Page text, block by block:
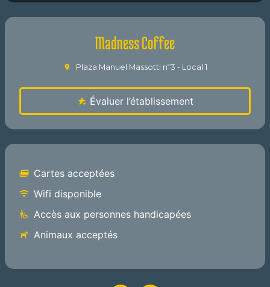
Madness Coffee
Plaza Manuel Massotti nº3 - Local 1
Évaluer l’établissement
Cartes acceptées
Wifi disponible
Accès aux personnes handicapées
Animaux acceptés